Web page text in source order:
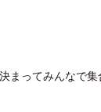
まってみんなで集